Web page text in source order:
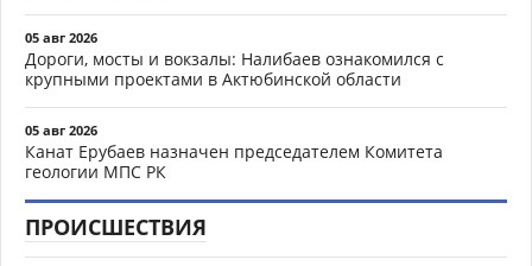
05 авг 2026
Дороги, мосты и вокзалы: Налибаев ознакомился с
крупными проектами в Актюбинской области
05 авг 2026
Канат Ерубаев назначен председателем Комитета
геологии МПС РК
ПРОИСШЕСТВИЯ